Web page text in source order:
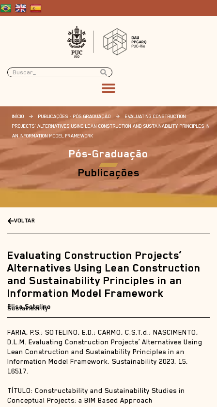
INÍCIO > PUBLICAÇÕES - PÓS GRADUAÇÃO >
EVALUATING CONSTRUCTION
PROJECTS’ ALTERNATIVES USING LEAN CONSTRUCTION AND SUSTAINABILITY PRINCIPLES IN
AN INFORMATION MODEL FRAMEWORK
Pós-Graduação
Publicações
VOLTAR
Evaluating Construction Projects’
Alternatives Using Lean Construction
and Sustainability Principles in an
Information Model Framework
Sustainability
Elisa Sotelino
FARIA, P.S.; SOTELINO, E.D.; CARMO, C.S.T.d.; NASCIMENTO,
D.L.M. Evaluating Construction Projects’ Alternatives Using
Lean Construction and Sustainability Principles in an
Information Model Framework. Sustainability 2023, 15,
16517.
TÍTULO: Constructability and Sustainability Studies in
Conceptual Projects: a BIM Based Approach